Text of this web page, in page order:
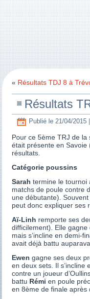
« Résultats TDJ 8 à
Résultats
Publié le 21/04/2015
Pour ce 5ème TRJ de la
était présente en Savoie
résultats.
Catégorie poussins
Sarah termine le tournoi
matchs de poule contre
une débutante).
peut donc expliquer ses
Aï-Linh remporte ses
difficilement). Elle
mais s’incline en demi-
avait déjà battu
Ewen gagne ses deux
en deux sets. Il s’incline
contre un joueur
battu Rémi en poule
en 8ème de finale après